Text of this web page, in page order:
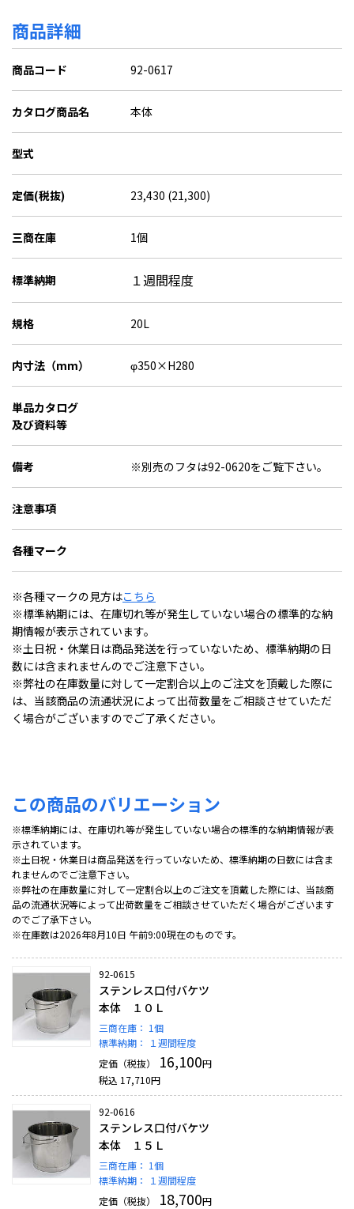
商品詳細
商品コード 92-0617
カタログ商品名 本体
型式
定価(税抜) 23,430 (21,300)
三商在庫 1個
標準納期 １週間程度
規格 20L
内寸法（mm） φ350×H280
単品カタログ
及び資料等
備考 ※別売のフタは92-0620をご覧下さい。
注意事項
各種マーク
※各種マークの見方はこちら
※標準納期には、在庫切れ等が発生していない場合の標準的な納
期情報が表示されています。
※土日祝・休業日は商品発送を行っていないため、標準納期の日
数には含まれませんのでご注意下さい。
※弊社の在庫数量に対して一定割合以上のご注文を頂戴した際に
は、当該商品の流通状況によって出荷数量をご相談させていただ
く場合がございますのでご了承ください。
この商品のバリエーション
※標準納期には、在庫切れ等が発生していない場合の標準的な納期情報が表
示されています。
※土日祝・休業日は商品発送を行っていないため、標準納期の日数には含ま
れませんのでご注意下さい。
※弊社の在庫数量に対して一定割合以上のご注文を頂戴した際には、当該商
品の流通状況等によって出荷数量をご相談させていただく場合がございます
のでご了承下さい。
※在庫数は2026年8月10日 午前9:00現在のものです。
92-0615
ステンレス口付バケツ
本体 １０Ｌ
三商在庫： 1個
標準納期：
１週間程度
定価（税抜）
16,100円
税込 17,710円
92-0616
ステンレス口付バケツ
本体 １５Ｌ
三商在庫： 1個
標準納期：
１週間程度
定価（税抜）
18,700円